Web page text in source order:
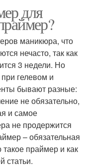
для
маникюра, что
нечасто, так как
3 недели. Но
гелевом и
бывают разные:
не обязательно,
и самое
не продержится
– обязательная
праймер и как
статьи.